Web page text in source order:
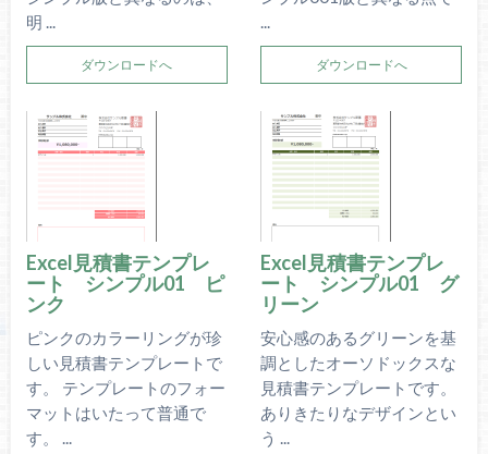
明 ...
ダウンロードへ
...
ダウンロードへ
Excel見積書テンプレ
ート シンプル01 ピ
ンク
ピンクのカラーリングが珍
しい見積書テンプレートで
す。 テンプレートのフォー
マットはいたって普通で
す。 ...
Excel見積書テンプレ
ート シンプル01 グ
リーン
安心感のあるグリーンを基
調としたオーソドックスな
見積書テンプレートです。
ありきたりなデザインとい
う ...